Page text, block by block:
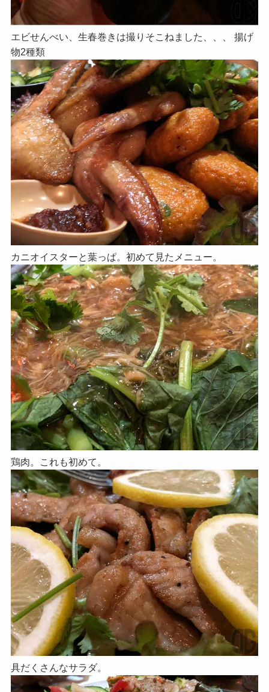
エビせんべい、生春巻きは撮りそこねました、、、 揚げ
物2種類
カニオイスターと葉っぱ。初めて見たメニュー。
鶏肉。これも初めて。
具だくさんなサラダ。